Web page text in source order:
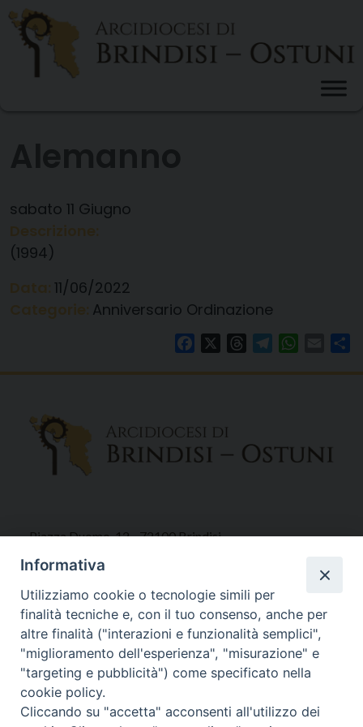
Skip
content
sabato 11 Giugno
(1994)
11/06/2022
Anniversario Ordinazione
FacebookThreadsTelegram Email
Piazza Duomo, 12 - 72100 Brindisi
Tel 0831.521958
Fax 0831.528315
Orari Curia
Mar. / Mer. / Giov. ore 9 - 13
nei mesi estivi solo Martedì ore 9 - 13
Informativa
Utilizziamo cookie o tecnologie simili per
finalità tecniche e, con il tuo consenso, anche per
altre finalità ("interazioni e funzionalità semplici",
"miglioramento dell'esperienza", "misurazione" e
"targeting e pubblicità") come specificato nella
cookie policy.
Cliccando su "accetta" acconsenti all'utilizzo dei